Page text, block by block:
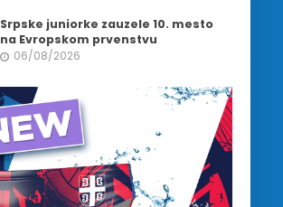
Srpske juniorke zauzele 10. mesto
na Evropskom prvenstvu
06/08/2026